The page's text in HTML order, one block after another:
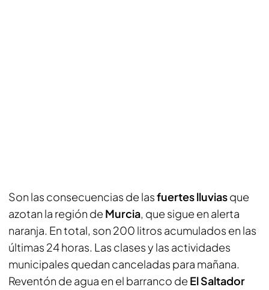
Son las consecuencias de lasfuertes lluviasque
azotan la región de Murcia, que sigue en alerta
naranja. En total, son 200 litros acumulados en las
últimas 24 horas. Las clases y las actividades
municipales quedan canceladas para mañana.
Reventón de agua en el barranco de El Saltador